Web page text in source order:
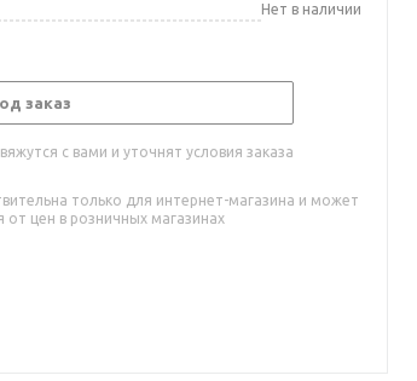
Нет в наличии
заказ
с вами и уточнят условия заказа
только для интернет-магазина и может
от цен в розничных магазинах